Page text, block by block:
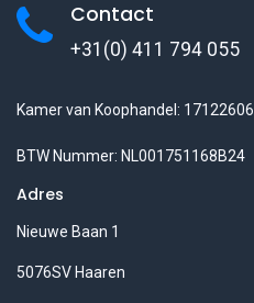
Contact
+31(0) 411 794 055
Kamer van Koophandel: 17122606
BTW Nummer: NL001751168B24
Adres
Nieuwe Baan 1
5076SV Haaren